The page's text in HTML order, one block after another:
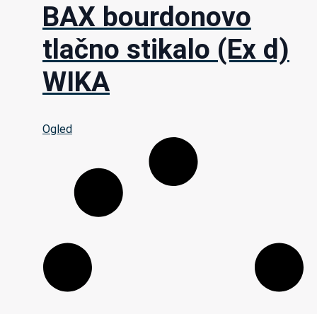
BAX bourdonovo
tlačno stikalo (Ex d)
WIKA
Ogled